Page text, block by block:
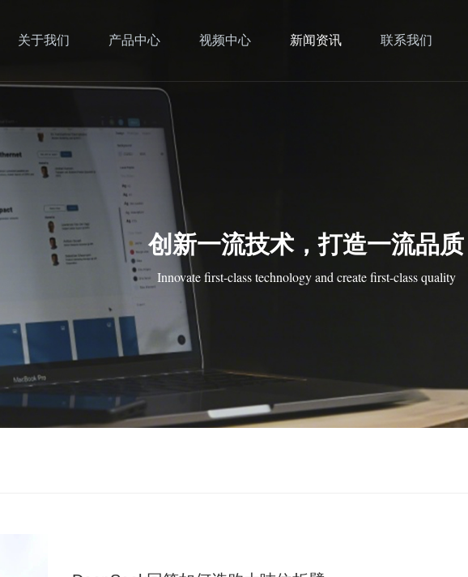
关于我们 产品中心 视频中心 新闻资讯 联系我们
创新一流技术，打造一流品质
Innovate first-class technology and create first-class quality